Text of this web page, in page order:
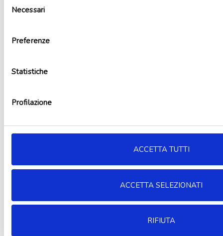
delNecessari
Preferenze
Statistiche
Profilazione
ACCETTA TUTTI
ACCETTA SELEZIONATI
RIFIUTA
7,89€